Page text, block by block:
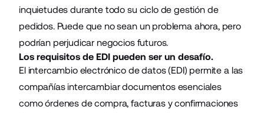
inquietudes durante todo su ciclo de gestión de
pedidos. Puede que no sean un problema ahora, pero
podrían perjudicar negocios futuros.
Los requisitos de EDI pueden ser un desafío.
El intercambio electrónico de datos (EDI) permite a las
compañías intercambiar documentos esenciales
como órdenes de compra, facturas y confirmaciones